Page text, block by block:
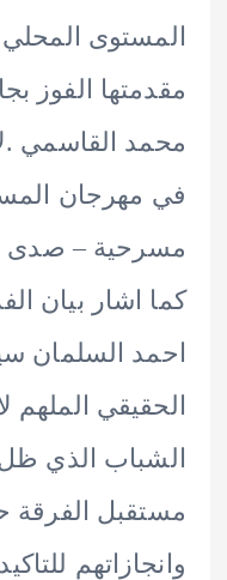
المحلي
الفوز بجائزة
القاسمي
المسرحي
– صدى
بيان الفرقة
السلمان سيبقي
الملهم لاجيال
الذي ظل يراهن
الفرقة حيث
للتاكيد